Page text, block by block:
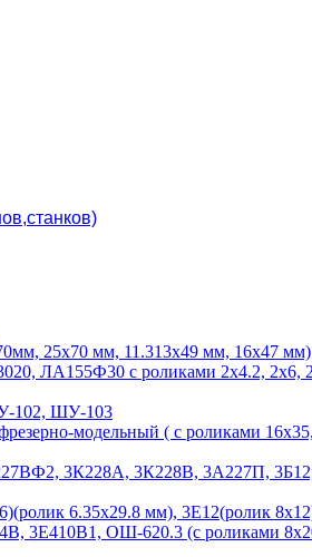
25х70 мм, 11.313х49 мм, 16х47 мм)
ЛА155Ф30 с роликами 2х4.2, 2х6,
102, ШУ-103
модельный ( с роликами 16х35,
3К228А, 3К228В, 3А227П, 3Б12,
6.35х29.8 мм), 3Е12(ролик
3Е410В1, ОШ-620.3 (с роликами